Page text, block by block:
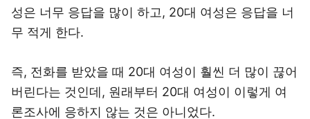
성은 너무 응답을 많이 하고, 20대 여성은 응답을 너
무 적게 한다.
즉, 전화를 받았을 때 20대 여성이 훨씬 더 많이 끊어
버린다는 것인데, 원래부터 20대 여성이 이렇게 여
론조사에 응하지 않는 것은 아니었다.